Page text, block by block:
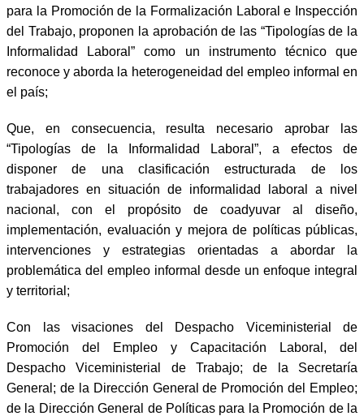
para la Promoción de la Formalización Laboral e Inspección
del Trabajo, proponen la aprobación de las “Tipologías de la
Informalidad Laboral” como un instrumento técnico que
reconoce y aborda la heterogeneidad del empleo informal en
el país;
Que, en consecuencia, resulta necesario aprobar las
“Tipologías de la Informalidad Laboral”, a efectos de
disponer de una clasificación estructurada de los
trabajadores en situación de informalidad laboral a nivel
nacional, con el propósito de coadyuvar al diseño,
implementación, evaluación y mejora de políticas públicas,
intervenciones y estrategias orientadas a abordar la
problemática del empleo informal desde un enfoque integral
y territorial;
Con las visaciones del Despacho Viceministerial de
Promoción del Empleo y Capacitación Laboral, del
Despacho Viceministerial de Trabajo; de la Secretaría
General; de la Dirección General de Promoción del Empleo;
de la Dirección General de Políticas para la Promoción de la